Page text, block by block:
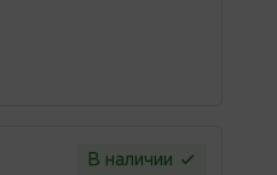
В наличии